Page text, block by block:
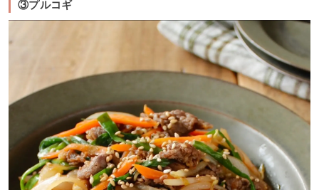
③プルコギ